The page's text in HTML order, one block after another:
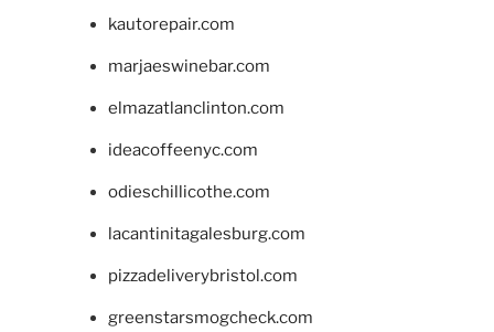
kautorepair.com
marjaeswinebar.com
elmazatlanclinton.com
ideacoffeenyc.com
odieschillicothe.com
lacantinitagalesburg.com
pizzadeliverybristol.com
greenstarsmogcheck.com